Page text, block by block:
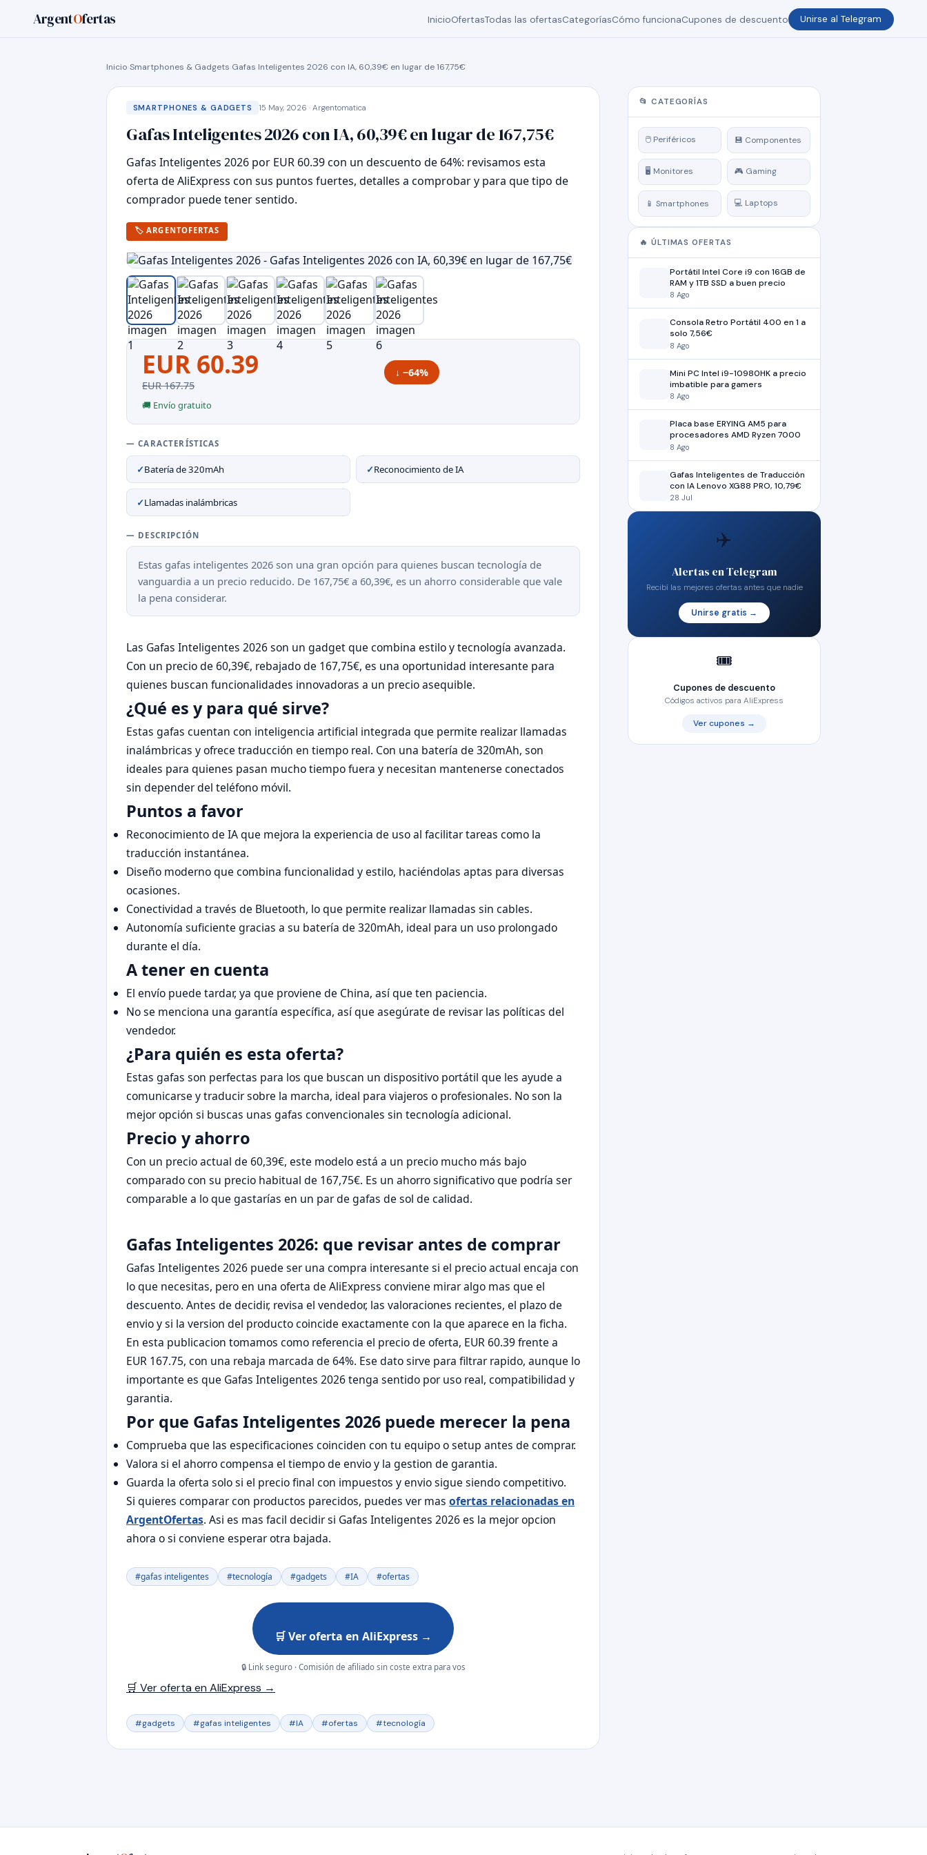
ArgentOfertas InicioOfertasTodas las ofertasCategoríasCómo funcionaCupones de descuento Unirse al Telegram
Inicio Smartphones & Gadgets Gafas Inteligentes 2026 con IA, 60,39€ en lugar de 167,75€
SMARTPHONES & GADGETS 15 May, 2026 · Argentomatica
Gafas Inteligentes 2026 con IA, 60,39€ en lugar de 167,75€
Gafas Inteligentes 2026 por EUR 60.39 con un descuento de 64%: revisamos esta
oferta de AliExpress con sus puntos fuertes, detalles a comprobar y para que tipo de
comprador puede tener sentido.
🏷 ARGENTOFERTAS
EUR 60.39
EUR 167.75
↓ −64%
🚚 Envío gratuito
— CARACTERÍSTICAS
✓Batería de 320mAh ✓Reconocimiento de IA
✓Llamadas inalámbricas
— DESCRIPCIÓN
Estas gafas inteligentes 2026 son una gran opción para quienes buscan tecnología de
vanguardia a un precio reducido. De 167,75€ a 60,39€, es un ahorro considerable que vale
la pena considerar.
Las Gafas Inteligentes 2026 son un gadget que combina estilo y tecnología avanzada.
Con un precio de 60,39€, rebajado de 167,75€, es una oportunidad interesante para
quienes buscan funcionalidades innovadoras a un precio asequible.
¿Qué es y para qué sirve?
Estas gafas cuentan con inteligencia artificial integrada que permite realizar llamadas
inalámbricas y ofrece traducción en tiempo real. Con una batería de 320mAh, son
ideales para quienes pasan mucho tiempo fuera y necesitan mantenerse conectados
sin depender del teléfono móvil.
Puntos a favor
Reconocimiento de IA que mejora la experiencia de uso al facilitar tareas como la
traducción instantánea.
Diseño moderno que combina funcionalidad y estilo, haciéndolas aptas para diversas
ocasiones.
Conectividad a través de Bluetooth, lo que permite realizar llamadas sin cables.
Autonomía suficiente gracias a su batería de 320mAh, ideal para un uso prolongado
durante el día.
A tener en cuenta
El envío puede tardar, ya que proviene de China, así que ten paciencia.
No se menciona una garantía específica, así que asegúrate de revisar las políticas del
vendedor.
¿Para quién es esta oferta?
Estas gafas son perfectas para los que buscan un dispositivo portátil que les ayude a
comunicarse y traducir sobre la marcha, ideal para viajeros o profesionales. No son la
mejor opción si buscas unas gafas convencionales sin tecnología adicional.
Precio y ahorro
Con un precio actual de 60,39€, este modelo está a un precio mucho más bajo
comparado con su precio habitual de 167,75€. Es un ahorro significativo que podría ser
comparable a lo que gastarías en un par de gafas de sol de calidad.
Gafas Inteligentes 2026: que revisar antes de comprar
Gafas Inteligentes 2026 puede ser una compra interesante si el precio actual encaja con
lo que necesitas, pero en una oferta de AliExpress conviene mirar algo mas que el
descuento. Antes de decidir, revisa el vendedor, las valoraciones recientes, el plazo de
envio y si la version del producto coincide exactamente con la que aparece en la ficha.
En esta publicacion tomamos como referencia el precio de oferta, EUR 60.39 frente a
EUR 167.75, con una rebaja marcada de 64%. Ese dato sirve para filtrar rapido, aunque lo
importante es que Gafas Inteligentes 2026 tenga sentido por uso real, compatibilidad y
garantia.
Por que Gafas Inteligentes 2026 puede merecer la pena
Comprueba que las especificaciones coinciden con tu equipo o setup antes de comprar.
Valora si el ahorro compensa el tiempo de envio y la gestion de garantia.
Guarda la oferta solo si el precio final con impuestos y envio sigue siendo competitivo.
Si quieres comparar con productos parecidos, puedes ver mas ofertas relacionadas en
ArgentOfertas. Asi es mas facil decidir si Gafas Inteligentes 2026 es la mejor opcion
ahora o si conviene esperar otra bajada.
#gafas inteligentes #tecnología #gadgets #IA #ofertas
🛒 Ver oferta en AliExpress →
🔒 Link seguro · Comisión de afiliado sin coste extra para vos
🛒 Ver oferta en AliExpress →
#gadgets #gafas inteligentes #IA #ofertas #tecnología
📂 CATEGORÍAS
🖱️ Periféricos 💾 Componentes
🖥️ Monitores 🎮 Gaming
📱 Smartphones 💻 Laptops
🔥 ÚLTIMAS OFERTAS
Portátil Intel Core i9 con 16GB de
RAM y 1TB SSD a buen precio
8 Ago
Consola Retro Portátil 400 en 1 a
solo 7,56€
8 Ago
Mini PC Intel i9-10980HK a precio
imbatible para gamers
8 Ago
Placa base ERYING AM5 para
procesadores AMD Ryzen 7000
8 Ago
Gafas Inteligentes de Traducción
con IA Lenovo XG88 PRO, 10,79€
28 Jul
✈️
Alertas en Telegram
Recibí las mejores ofertas antes que nadie
Unirse gratis →
🎟️
Cupones de descuento
Códigos activos para AliExpress
Ver cupones →